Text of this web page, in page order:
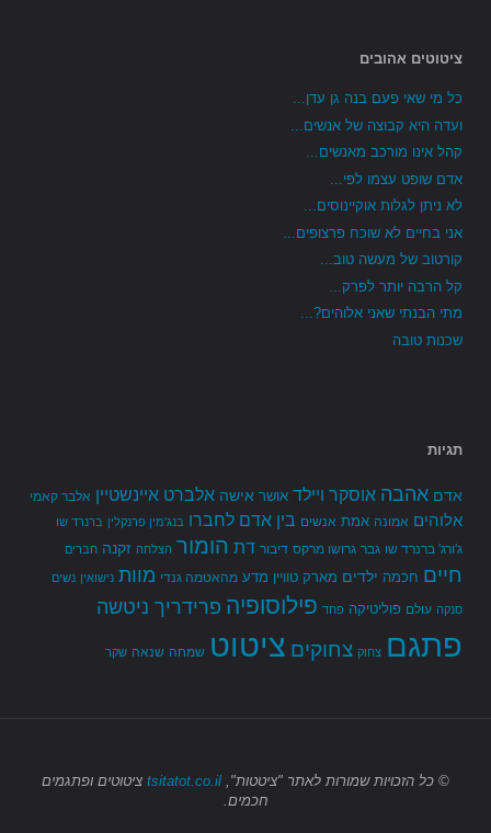
ציטוטים אהובים
כל מי שאי פעם בנה גן עדן...
ועדה היא קבוצה של אנשים...
קהל אינו מורכב מאנשים...
אדם שופט עצמו לפי...
לא ניתן לגלות אוקיינוסים...
אני בחיים לא שוכח פרצופים...
קורטוב של מעשה טוב...
קל הרבה יותר לפרק...
מתי הבנתי שאני אלוהים?...
שכנות טובה
תגיות
אדם אהבה אוסקר ויילד אושר אישה אלברט איינשטיין אלבר קאמי
אלוהים אמונה אמת אנשים בין אדם לחברו בנג'מין פרנקלין ברנרד שו
ג'ורג' ברנרד שו גבר גרושו מרקס דיבור דת הומור הצלחה זקנה חברים
חיים חכמה ילדים מארק טוויין מדע מהאטמה גנדי מוות נישואין נשים
סנקה עולם פוליטיקה פחד פילוסופיה פרידריך ניטשה
פתגם צחוק צחוקים ציטוט שמחה שנאה שקר
© כל הזכויות שמורות לאתר "ציטטות", tsitatot.co.il ציטוטים ופתגמים
חכמים.